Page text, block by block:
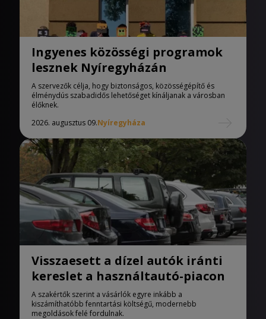
Ingyenes közösségi programok
lesznek Nyíregyházán
A szervezők célja, hogy biztonságos, közösségépítő és
élménydús szabadidős lehetőséget kínáljanak a városban
élőknek.
2026. augusztus 09.Nyíregyháza
Visszaesett a dízel autók iránti
kereslet a használtautó-piacon
A szakértők szerint a vásárlók egyre inkább a
kiszámíthatóbb fenntartási költségű, modernebb
megoldások felé fordulnak.